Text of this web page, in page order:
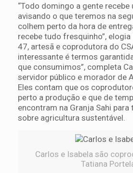
“Todo domingo a gente recebe
avisando o que teremos na
colhem perto da hora de
recebe tudo fresquinho”, elogia
47, artesã e coprodutora do
interessante é termos
que consumimos”, completa
servidor público e morador de
Eles contam que os
perto a produção e que de
encontram na Granja Sahi para
sobre agricultura sustentável.
Carlos e Isabela são
Tatiana